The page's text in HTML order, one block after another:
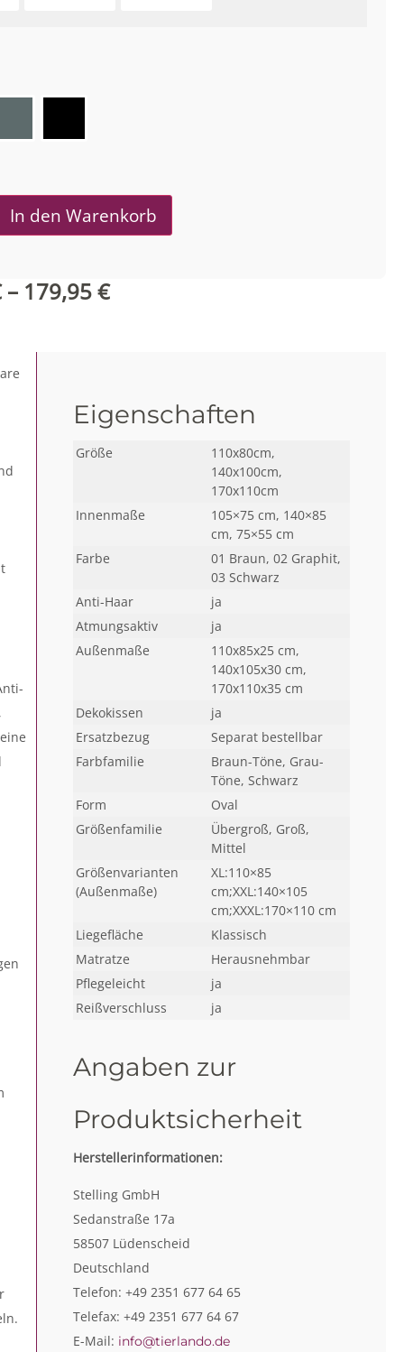
In den Warenkorb
– 179,95€
Eigenschaften
Größe
110x80cm,
140x100cm,
170x110cm
Innenmaße
105×75 cm, 140×85
cm, 75×55 cm
Farbe
01 Braun, 02 Graphit,
03 Schwarz
Anti-Haar
ja
Atmungsaktiv
ja
Außenmaße
110x85x25 cm,
140x105x30 cm,
170x110x35 cm
Dekokissen
ja
Ersatzbezug
Separat bestellbar
Farbfamilie
Braun-Töne, Grau-
Töne, Schwarz
Form
Oval
Größenfamilie
Übergroß, Groß,
Mittel
Größenvarianten
(Außenmaße)
XL:110×85
cm;XXL:140×105
cm;XXXL:170×110 cm
Liegefläche
Klassisch
Matratze
Herausnehmbar
Pflegeleicht
ja
Reißverschluss
ja
Angaben zur
Produktsicherheit
Herstellerinformationen:
Stelling GmbH
Sedanstraße 17a
58507 Lüdenscheid
Deutschland
Telefon: +49 2351 677 64 65
Telefax: +49 2351 677 64 67
E-Mail: info@tierlando.de